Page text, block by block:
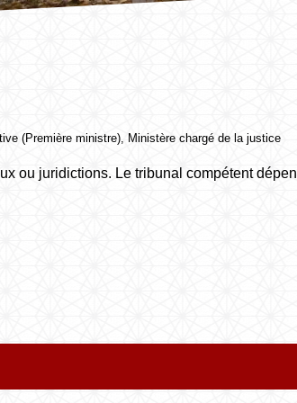
(Première ministre), Ministère chargé de la justice
ou juridictions. Le tribunal compétent